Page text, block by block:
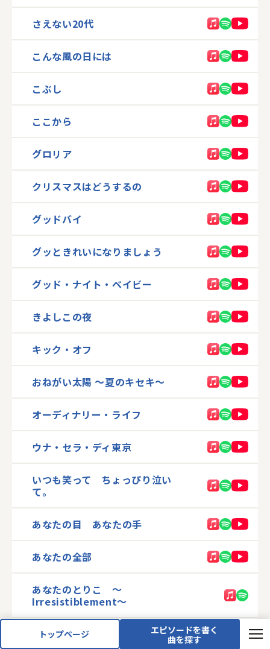
トップページ
エピソードを書く
曲を探す
さえない20代
こんな風の日には
こぶし
ここから
グロリア
クリスマスはどうするの
グッドバイ
グッときれいになりましょう
グッド・ナイト・ベイビー
きよしこの夜
キック・オフ
おねがい太陽 〜夏のキセキ〜
オーディナリー・ライフ
ウナ・セラ・ディ東京
いつも笑って ちょっぴり泣い
て。
あなたの目 あなたの手
あなたの全部
あなたのとりこ 〜
Irresistiblement〜
あなたのすきな歌